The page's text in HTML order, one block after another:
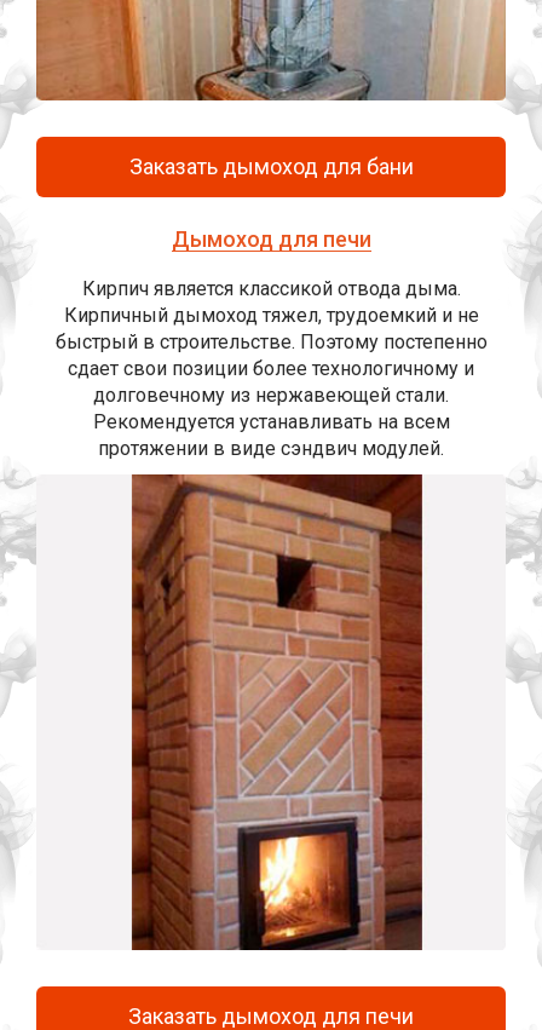
Заказать дымоход для бани
Дымоход для печи
Кирпич является классикой отвода дыма.
Кирпичный дымоход тяжел, трудоемкий и не
быстрый в строительстве. Поэтому постепенно
сдает свои позиции более технологичному и
долговечному из нержавеющей стали.
Рекомендуется устанавливать на всем
протяжении в виде сэндвич модулей.
Заказать дымоход для печи